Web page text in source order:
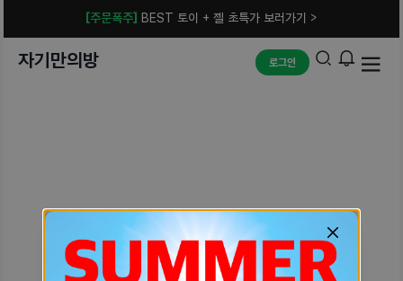
[주문폭주] BEST 토이 + 젤 초특가 보러가기 >
자기만의방 로그인